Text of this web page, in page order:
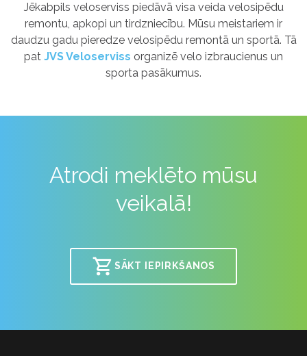
Jēkabpils veloserviss piedāvā visa veida velosipēdu
remontu, apkopi un tirdzniecību. Mūsu meistariem ir
daudzu gadu pieredze velosipēdu remontā un sportā. Tā
pat JVS Veloserviss organizē velo izbraucienus un
sporta pasākumus.
Atrodi meklēto mūsu
veikalā!
SĀKT IEPIRKŠANOS